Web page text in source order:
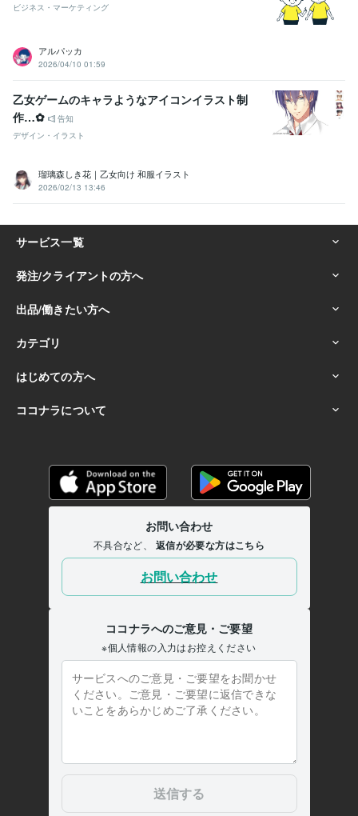
ビジネス・マーケティング
アルパッカ
2026/04/10 01:59
乙女ゲームのキャラようなアイコンイラスト制
作…✿
告知
デザイン・イラスト
瑠璃森しき花｜乙女向け 和服イラスト
2026/02/13 13:46